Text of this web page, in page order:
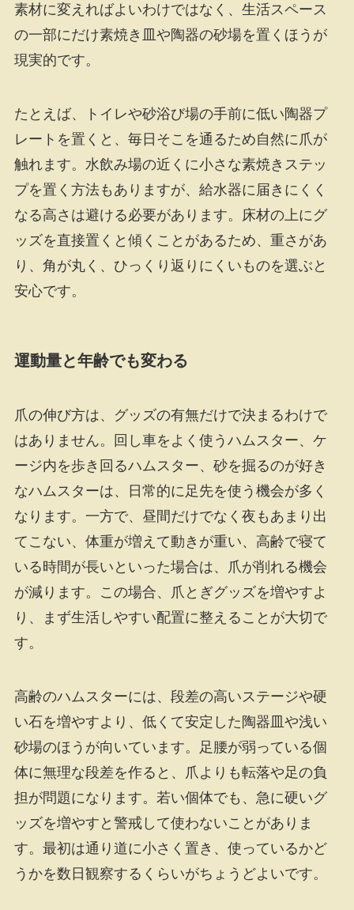
素材に変えればよいわけではなく、生活スペース
の一部にだけ素焼き皿や陶器の砂場を置くほうが
現実的です。
たとえば、トイレや砂浴び場の手前に低い陶器プ
レートを置くと、毎日そこを通るため自然に爪が
触れます。水飲み場の近くに小さな素焼きステッ
プを置く方法もありますが、給水器に届きにくく
なる高さは避ける必要があります。床材の上にグ
ッズを直接置くと傾くことがあるため、重さがあ
り、角が丸く、ひっくり返りにくいものを選ぶと
安心です。
運動量と年齢でも変わる
爪の伸び方は、グッズの有無だけで決まるわけで
はありません。回し車をよく使うハムスター、ケ
ージ内を歩き回るハムスター、砂を掘るのが好き
なハムスターは、日常的に足先を使う機会が多く
なります。一方で、昼間だけでなく夜もあまり出
てこない、体重が増えて動きが重い、高齢で寝て
いる時間が長いといった場合は、爪が削れる機会
が減ります。この場合、爪とぎグッズを増やすよ
り、まず生活しやすい配置に整えることが大切で
す。
高齢のハムスターには、段差の高いステージや硬
い石を増やすより、低くて安定した陶器皿や浅い
砂場のほうが向いています。足腰が弱っている個
体に無理な段差を作ると、爪よりも転落や足の負
担が問題になります。若い個体でも、急に硬いグ
ッズを増やすと警戒して使わないことがありま
す。最初は通り道に小さく置き、使っているかど
うかを数日観察するくらいがちょうどよいです。